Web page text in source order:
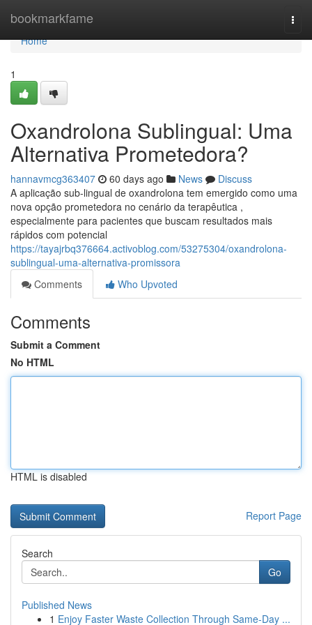
bookmarkfame
Home
Home
1
Oxandrolona Sublingual: Uma
Alternativa Prometedora?
hannavmcg363407 60 days ago News
Discuss
A aplicação sub-lingual de oxandrolona tem emergido como uma
nova opção prometedora no cenário da terapêutica ,
especialmente para pacientes que buscam resultados mais
rápidos com potencial
https://tayajrbq376664.activoblog.com/53275304/oxandrolona-
sublingual-uma-alternativa-promissora
Comments
Who Upvoted
Comments
Submit a Comment
No HTML
HTML is disabled
Report Page
Search
Go
Published News
1 Enjoy Faster Waste Collection Through Same-Day ...